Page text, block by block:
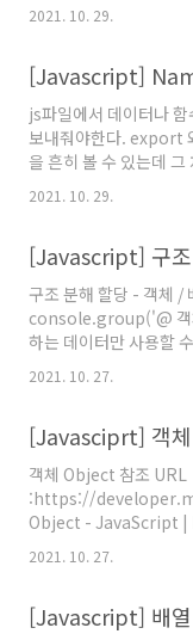
스토리지와 세션 스토리
운 내용이 아니므로 코
한다. // .s..
모두의 백과사전
Notation)은 속성-값
쌍"으로 이루어진 데이
수 있
라우저에서 읽을 때는
이터는 코드를 짤때 문
2021. 10. 29.
[Javascript]
js파일에서 데이터나
보내줘야한다. export
을 흔히 볼 수 있는데
기본 export 내보내는
하다. 한가지 함수만 작
getRandom.js
getRandom from
내보내는 JS..
2021. 10. 29.
구조 분해 할당 - 객체 /
console.group('@ 객
하는 데이터만 사용
address = 'Korea' } =
니다.`)
용할수없음!
조분해할당시 default
항이 있다면 ->
`${nam..
2021. 10. 27.
[Javasciprt] 객
객체 Object 참조 URL
:https://
Object - JavaScript |
(wrapper)를 생성합
keys values //
하다. const userAge
2021. 10. 27.
[Javascript] 배